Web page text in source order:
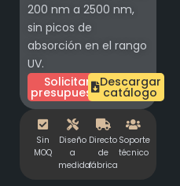
200 nm a 2500 nm,
sin picos de
absorción en el rango
UV.
Solicitar
presupuesto
Descargar
catálogo
Sin
MOQ
Diseño
a
medida
Directo
de
fábrica
Soporte
técnico